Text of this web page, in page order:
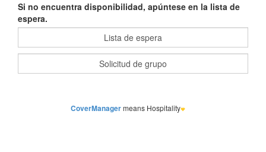
Si no encuentra disponibilidad, apúntese en la lista de
espera.
CoverManagermeans Hospitality